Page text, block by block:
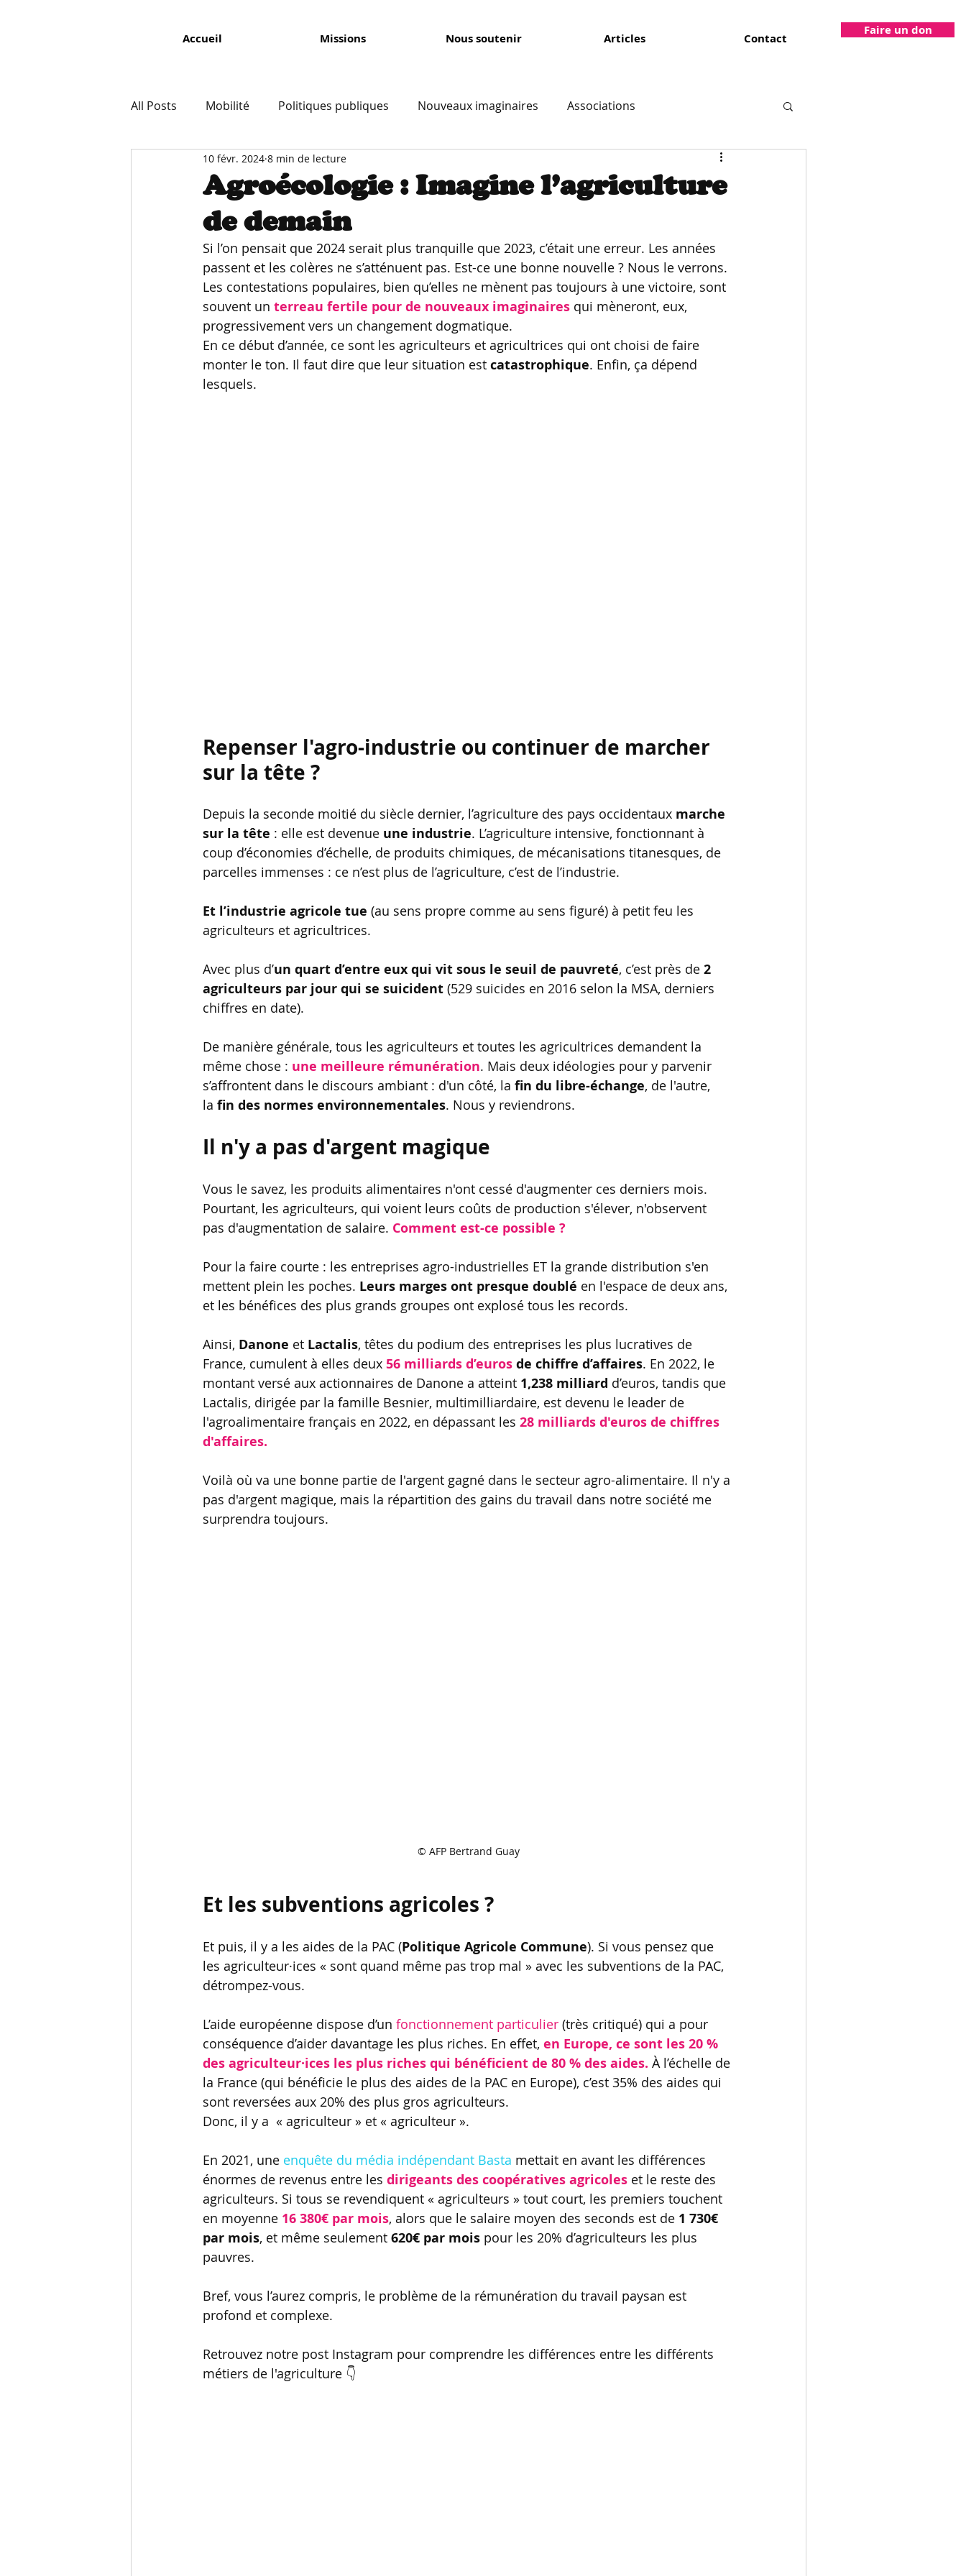
Accueil Missions Nous soutenir Articles Contact
Faire un don
All Posts Mobilité Politiques publiques Nouveaux imaginaires Associations
Agriculture / Alimentation Économie
Agroécologie : Imagine l’agriculture
de demain
10 févr. 2024 8 min de lecture
Si l’on pensait que 2024 serait plus tranquille que 2023, c’était une erreur. Les années
passent et les colères ne s’atténuent pas. Est-ce une bonne nouvelle ? Nous le verrons.
Les contestations populaires, bien qu’elles ne mènent pas toujours à une victoire, sont
souvent un terreau fertile pour de nouveaux imaginaires qui mèneront, eux,
progressivement vers un changement dogmatique.
En ce début d’année, ce sont les agriculteurs et agricultrices qui ont choisi de faire
monter le ton. Il faut dire que leur situation est catastrophique. Enfin, ça dépend
lesquels.
Repenser l'agro-industrie ou continuer de marcher
sur la tête ?
Depuis la seconde moitié du siècle dernier, l’agriculture des pays occidentaux marche
sur la tête : elle est devenue une industrie. L’agriculture intensive, fonctionnant à
coup d’économies d’échelle, de produits chimiques, de mécanisations titanesques, de
parcelles immenses : ce n’est plus de l’agriculture, c’est de l’industrie.
Et l’industrie agricole tue (au sens propre comme au sens figuré) à petit feu les
agriculteurs et agricultrices.
Avec plus d’un quart d’entre eux qui vit sous le seuil de pauvreté, c’est près de 2
agriculteurs par jour qui se suicident (529 suicides en 2016 selon la MSA, derniers
chiffres en date).
De manière générale, tous les agriculteurs et toutes les agricultrices demandent la
même chose : une meilleure rémunération. Mais deux idéologies pour y parvenir
s’affrontent dans le discours ambiant : d'un côté, la fin du libre-échange, de l'autre,
la fin des normes environnementales. Nous y reviendrons.
Il n'y a pas d'argent magique
Vous le savez, les produits alimentaires n'ont cessé d'augmenter ces derniers mois.
Pourtant, les agriculteurs, qui voient leurs coûts de production s'élever, n'observent
pas d'augmentation de salaire. Comment est-ce possible ?
Pour la faire courte : les entreprises agro-industrielles ET la grande distribution s'en
mettent plein les poches. Leurs marges ont presque doublé en l'espace de deux ans,
et les bénéfices des plus grands groupes ont explosé tous les records.
Ainsi, Danone et Lactalis, têtes du podium des entreprises les plus lucratives de
France, cumulent à elles deux 56 milliards d’euros de chiffre d’affaires. En 2022, le
montant versé aux actionnaires de Danone a atteint 1,238 milliard d’euros, tandis que
Lactalis, dirigée par la famille Besnier, multimilliardaire, est devenu le leader de
l'agroalimentaire français en 2022, en dépassant les 28 milliards d'euros de chiffres
d'affaires.
Voilà où va une bonne partie de l'argent gagné dans le secteur agro-alimentaire. Il n'y a
pas d'argent magique, mais la répartition des gains du travail dans notre société me
surprendra toujours.
© AFP Bertrand Guay
Et les subventions agricoles ?
Et puis, il y a les aides de la PAC (Politique Agricole Commune). Si vous pensez que
les agriculteur·ices « sont quand même pas trop mal » avec les subventions de la PAC,
détrompez-vous.
L’aide européenne dispose d’un fonctionnement particulier (très critiqué) qui a pour
conséquence d’aider davantage les plus riches. En effet, en Europe, ce sont les 20 %
des agriculteur·ices les plus riches qui bénéficient de 80 % des aides. À l’échelle de
la France (qui bénéficie le plus des aides de la PAC en Europe), c’est 35% des aides qui
sont reversées aux 20% des plus gros agriculteurs.
Donc, il y a  « agriculteur » et « agriculteur ».
En 2021, une enquête du média indépendant Basta mettait en avant les différences
énormes de revenus entre les dirigeants des coopératives agricoles et le reste des
agriculteurs. Si tous se revendiquent « agriculteurs » tout court, les premiers touchent
en moyenne 16 380€ par mois, alors que le salaire moyen des seconds est de 1 730€
par mois, et même seulement 620€ par mois pour les 20% d’agriculteurs les plus
pauvres.
Bref, vous l’aurez compris, le problème de la rémunération du travail paysan est
profond et complexe.
Retrouvez notre post Instagram pour comprendre les différences entre les différents
métiers de l'agriculture 👇